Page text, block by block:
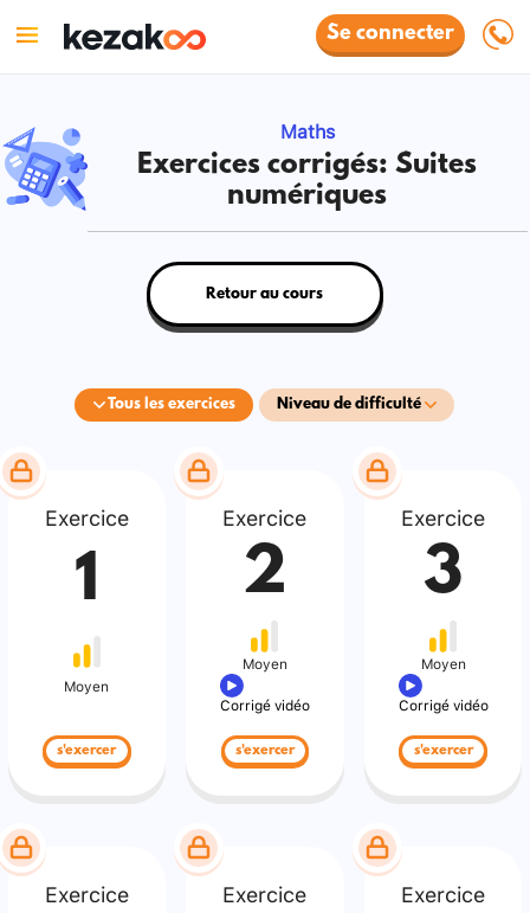
Se connecter
Maths
Exercices corrigés: Suites
numériques
Tous les exercices Niveau de difficulté
Retour au cours
Exercice
1
Moyen
s'exercer
Exercice
2
Moyen
Corrigé vidéo
s'exercer
Exercice
3
Moyen
Corrigé vidéo
s'exercer
Exercice Exercice Exercice